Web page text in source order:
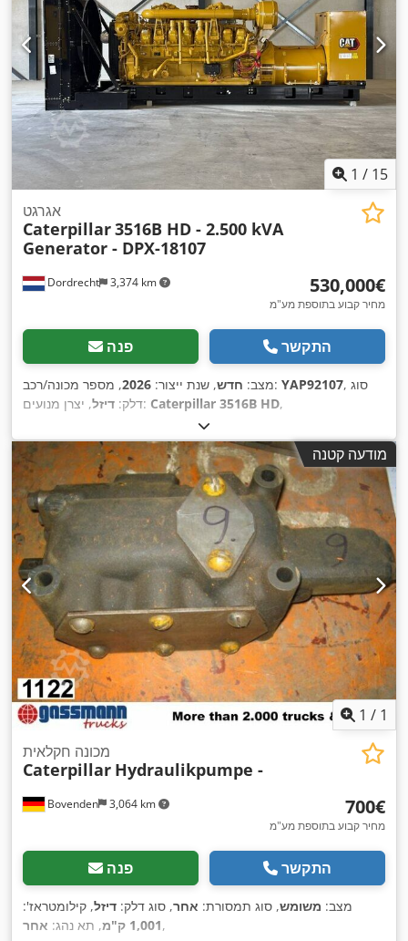
1 / 15
Dordrecht 3,374 km
אגרגט
Caterpillar3516B HD - 2.500 kVA
Generator - DPX-18107
‏530,000 ‏€
מחיר קבוע בתוספת מע"מ
פנה התקשר
מצב: חדש, שנת ייצור: 2026 , מספר מכונה/רכב: YAP92107, סוג
דלק: דיזל , יצרן מנועים: Caterpillar 3516B HD,
מודעה קטנה
1 / 1
Bovenden 3,064 km
מכונה חקלאית
Caterpillar Hydraulikpumpe -
‏700 ‏€
מחיר קבוע בתוספת מע"מ
פנה התקשר
מצב: משומש, סוג תמסורת: אחר, סוג דלק: דיזל, קילומטראז':
1,001 ק"מ
, תא נהג: אחר ,